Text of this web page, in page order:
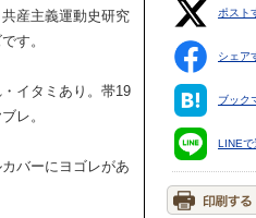
産主義運動史研究
す。
イタミあり。帯19
レ。
バーにヨゴレがあ
ポスト
シェア
ブック
LINEで